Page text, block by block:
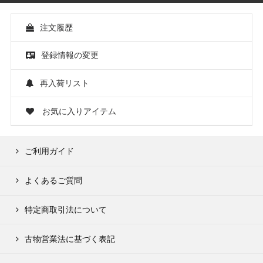
注文履歴
登録情報の変更
再入荷リスト
お気に入りアイテム
ご利用ガイド
よくあるご質問
特定商取引法について
古物営業法に基づく表記